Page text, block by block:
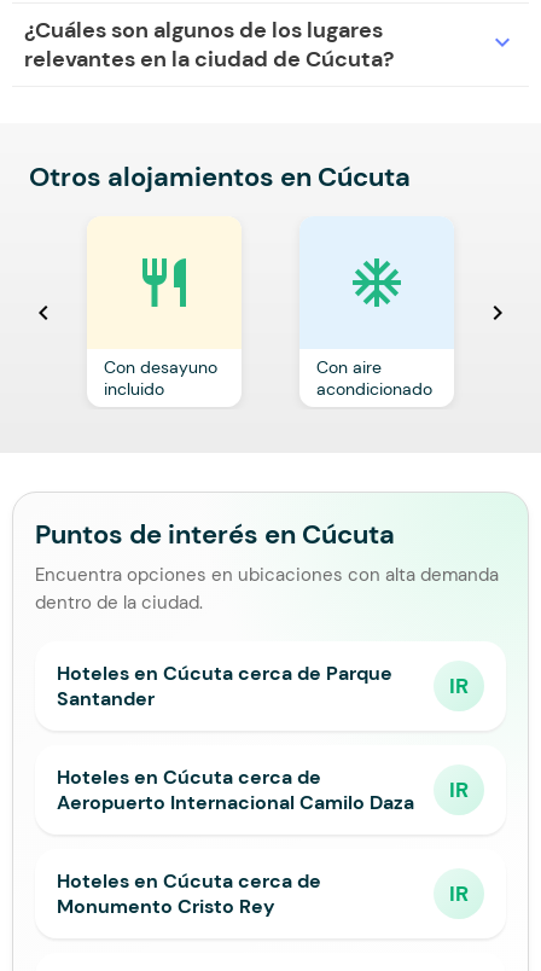
¿Cuáles son algunos de los lugares
relevantes en la ciudad de Cúcuta?
expand_more
Otros alojamientos en Cúcuta
chevron_left
restaurant
Con desayuno
incluido
ac_unit
Con aire
acondicionado
chevron_right
Puntos de interés en Cúcuta
Encuentra opciones en ubicaciones con alta demanda
dentro de la ciudad.
Hoteles en Cúcuta cerca de Parque
Santander
IR
Hoteles en Cúcuta cerca de
Aeropuerto Internacional Camilo Daza
IR
Hoteles en Cúcuta cerca de
Monumento Cristo Rey
IR